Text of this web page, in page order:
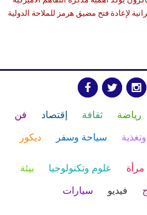
لإعادة فتح مضيق هرمز للملاحة الدولية
رياضة ثقافة إقتصاد فن
سياحة وسفر ديكور
مرأة علوم وتكنولوجيا بيئة
فيديو سيارات